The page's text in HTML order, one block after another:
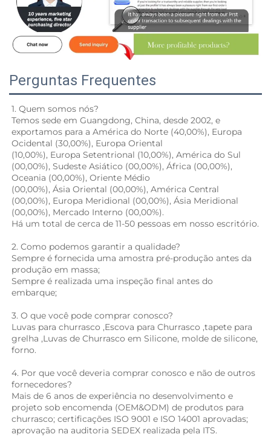
Perguntas Frequentes
1. Quem somos nós?
Temos sede em Guangdong, China, desde 2002, e
exportamos para a América do Norte (40,00%), Europa
Ocidental (30,00%), Europa Oriental
(10,00%), Europa Setentrional (10,00%), América do Sul
(00,00%), Sudeste Asiático (00,00%), África (00,00%),
Oceania (00,00%), Oriente Médio
(00,00%), Ásia Oriental (00,00%), América Central
(00,00%), Europa Meridional (00,00%), Ásia Meridional
(00,00%), Mercado Interno (00,00%).
2. Como podemos garantir a qualidade?
Sempre é fornecida uma amostra pré-produção antes da
produção em massa;
Sempre é realizada uma inspeção final antes do
embarque;
3. O que você pode comprar conosco?
Luvas para churrasco ,Escova para Churrasco ,tapete para
grelha ,Luvas de Churrasco em Silicone, molde de silicone,
forno.
4. Por que você deveria comprar conosco e não de outros
fornecedores?
Mais de 6 anos de experiência no desenvolvimento e
projeto sob encomenda (OEM&ODM) de produtos para
churrasco; certificações ISO 9001 e ISO 14001 aprovadas;
aprovação na auditoria SEDEX realizada pela ITS.